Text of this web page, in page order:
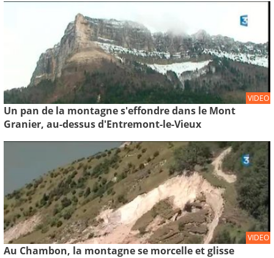
VIDEO
Un pan de la montagne s'effondre dans le Mont
Granier, au-dessus d'Entremont-le-Vieux
VIDEO
Au Chambon, la montagne se morcelle et glisse